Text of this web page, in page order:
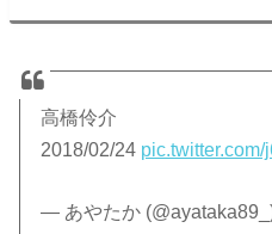
高橋伶介
2018/02/24 pic.twitter.com/
— あやたか